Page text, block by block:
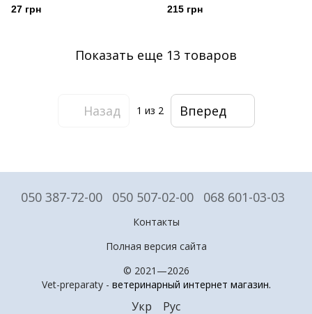
27 грн 215 грн
Показать еще 13 товаров
Назад 1 из 2 Вперед
050 387-72-00 050 507-02-00 068 601-03-03
Контакты
Полная версия сайта
© 2021—2026
Vet-preparaty - ветеринарный интернет магазин.
Укр Рус